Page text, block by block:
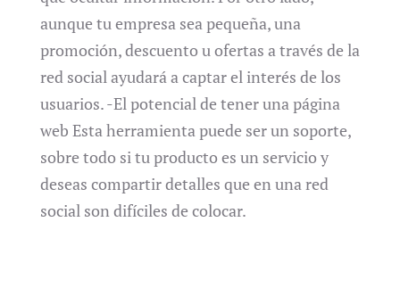
aunque tu empresa sea pequeña, una
promoción, descuento u ofertas a través de la
red social ayudará a captar el interés de los
usuarios. -El potencial de tener una página
web Esta herramienta puede ser un soporte,
sobre todo si tu producto es un servicio y
deseas compartir detalles que en una red
social son difíciles de colocar.